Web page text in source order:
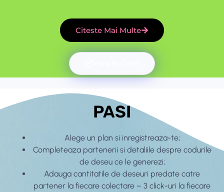
Citeste Mai Multe
PASI
Alege un plan si inregistreaza-te;
Completeaza partenerii si detaliile despre codurile
de deseu ce le generezi;
Adauga cantitatile de deseuri predate catre
partener la fiecare colectare – 3 click-uri la fiecare